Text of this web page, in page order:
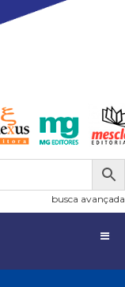
busca avançada